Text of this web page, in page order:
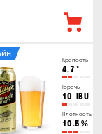
Крепость
4.7 °
Горечь
10 IBU
Плотность
10.5 %